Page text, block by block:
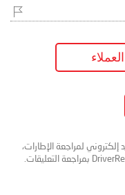
لمراجعة الإطارات،